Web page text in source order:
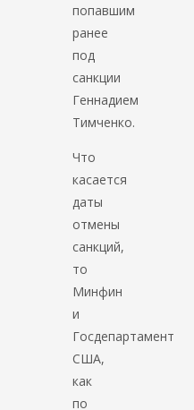
попавшим
ранее
под
санкции
Геннадием
Тимченко.
Что
касается
даты
отмены
санкций,
то
Минфин
и
Госдепартамент
США,
как
по